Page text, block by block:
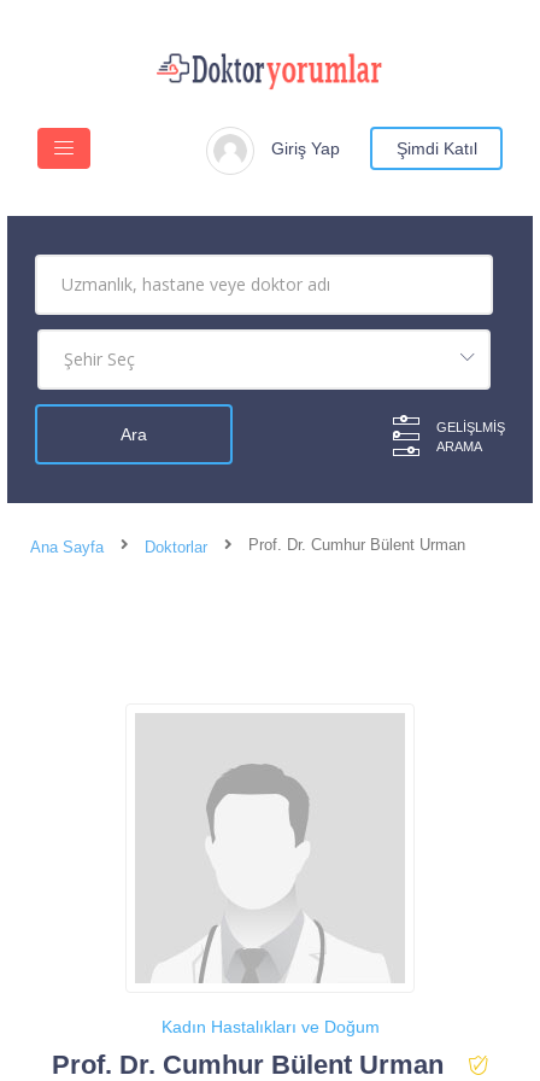
Giriş Yap Şimdi Katıl
GELIŞLMIŞ
ARAMA
Ana Sayfa Doktorlar Prof. Dr. Cumhur Bülent Urman
Kadın Hastalıkları ve Doğum
Prof. Dr. Cumhur Bülent Urman